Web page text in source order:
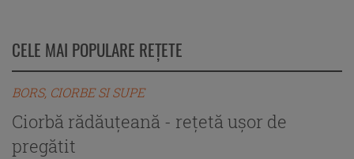
CELE MAI POPULARE REȚETE
BORS, CIORBE SI SUPE
Ciorbă rădăuțeană - rețetă ușor de
pregătit